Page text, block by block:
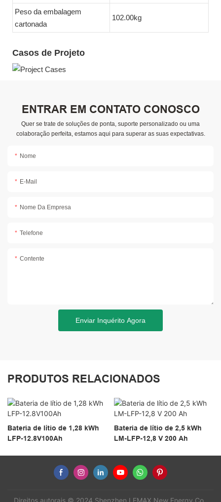
Peso da embalagem
cartonada
102.00kg
Casos de Projeto
ENTRAR EM CONTATO CONOSCO
Quer se trate de soluções de ponta, suporte personalizado ou uma
colaboração perfeita, estamos aqui para superar as suas expectativas.
Nome
E-Mail
Nome Da Empresa
Telefone
Contente
Enviar Inquérito Agora
PRODUTOS RELACIONADOS
Bateria de lítio de 1,28 kWh
LFP-12.8V100Ah
Bateria de lítio de 2,5 kWh
LM-LFP-12,8 V 200 Ah
Direitos autorais © 2024 Shenzhen LEMAX New Energy Co.,